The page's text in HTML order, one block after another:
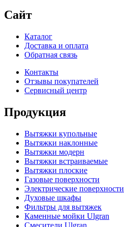
Сайт
Каталог
Доставка и оплата
Обратная связь
Контакты
Отзывы покупателей
Сервисный центр
Продукция
Вытяжки купольные
Вытяжки наклонные
Вытяжки модерн
Вытяжки встраиваемые
Вытяжки плоские
Газовые поверхности
Электрические поверхности
Духовые шкафы
Фильтры для вытяжек
Каменные мойки Ulgran
Смесители Ulgran